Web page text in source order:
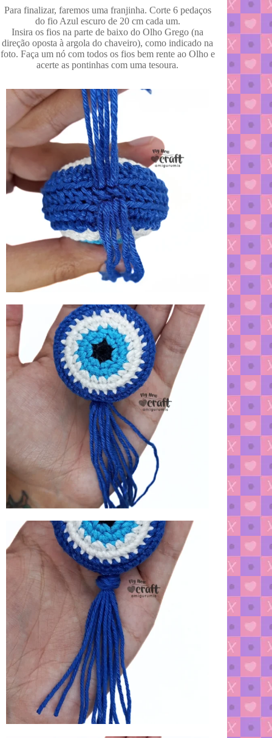
Para finalizar, faremos uma franjinha. Corte 6 pedaços
do fio Azul escuro de 20 cm cada um.
Insira os fios na parte de baixo do Olho Grego (na
direção oposta à argola do chaveiro), como indicado na
foto. Faça um nó com todos os fios bem rente ao Olho e
acerte as pontinhas com uma tesoura.